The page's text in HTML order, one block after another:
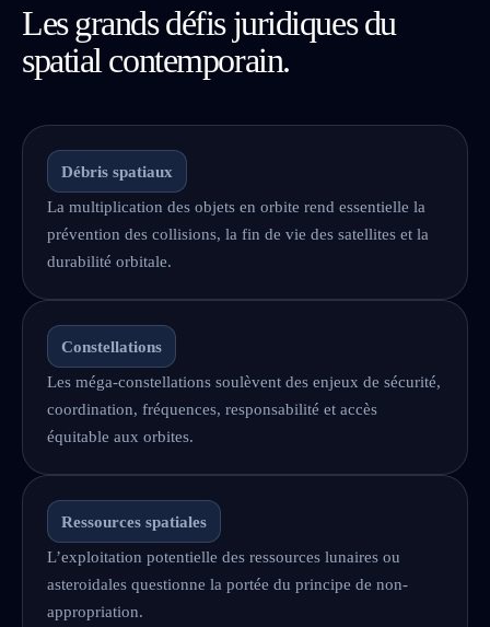
Les grands défis juridiques du
spatial contemporain.
Débris spatiaux
La multiplication des objets en orbite rend essentielle la
prévention des collisions, la fin de vie des satellites et la
durabilité orbitale.
Constellations
Les méga-constellations soulèvent des enjeux de sécurité,
coordination, fréquences, responsabilité et accès
équitable aux orbites.
Ressources spatiales
L’exploitation potentielle des ressources lunaires ou
asteroidales questionne la portée du principe de non-
appropriation.